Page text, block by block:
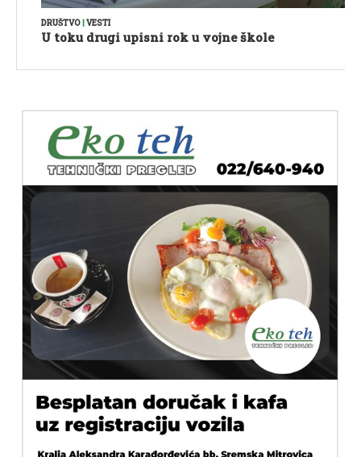
DRUŠTVO VESTI
U toku drugi upisni rok u vojne škole